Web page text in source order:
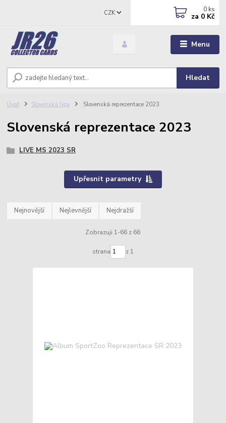
Menu
CZK
Hledat
0 ks
za 0 Kč
Úvod Slovenská liga Slovenská reprezentace 2023
Slovenská reprezentace 2023
LIVE MS 2023 SR
Upřesnit parametry
Nejnovější Nejlevnější Nejdražší
Zobrazuji 1-66 z 66
strana z 1